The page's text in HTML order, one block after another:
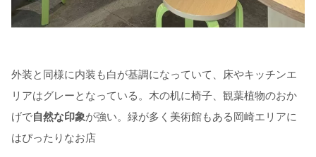
外装と同様に内装も白が基調になっていて、床やキッチンエ
リアはグレーとなっている。木の机に椅子、観葉植物のおか
げで自然な印象が強い。緑が多く美術館もある岡崎エリアに
はぴったりなお店